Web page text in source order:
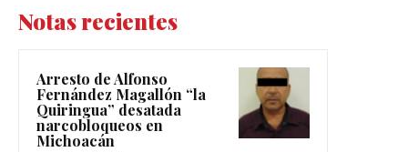
Notas recientes
Arresto de Alfonso
Fernández Magallón “la
Quiringua” desatada
narcobloqueos en
Michoacán